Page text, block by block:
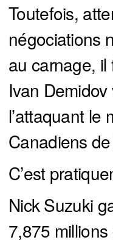
Toutefois,
négociations
au carnage, il
Ivan
l’attaquant le
Canadiens
C’est
Nick Suzuki
7,875